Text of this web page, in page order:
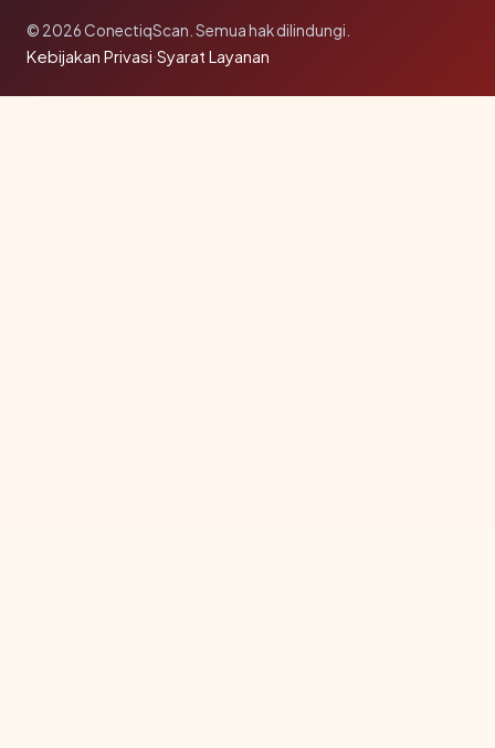
© 2026 ConectiqScan. Semua hak dilindungi.
Kebijakan Privasi·Syarat Layanan